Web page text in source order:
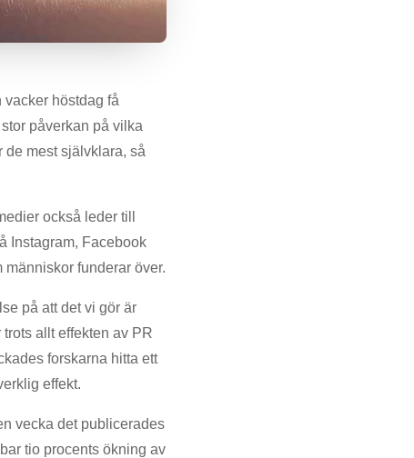
vacker höstdag få
påverkan på vilka
de mest självklara, så
också leder till
Instagram, Facebook
funderar över.
på att det vi gör är
allt effekten av PR
forskarna hitta ett
effekt.
vecka det publicerades
tio procents ökning av